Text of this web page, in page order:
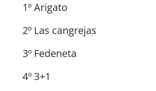
1º Arigato
2º Las cangrejas
3º Fedeneta
4º 3+1